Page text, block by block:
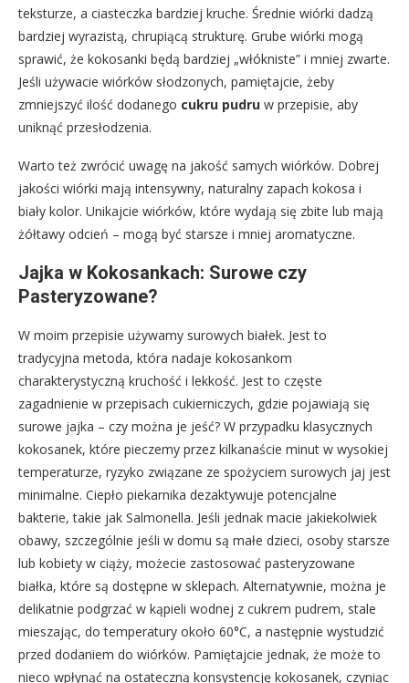
teksturze, a ciasteczka bardziej kruche. Średnie wiórki dadzą
bardziej wyrazistą, chrupiącą strukturę. Grube wiórki mogą
sprawić, że kokosanki będą bardziej „włókniste” i mniej zwarte.
Jeśli używacie wiórków słodzonych, pamiętajcie, żeby
zmniejszyć ilość dodanego cukru pudru w przepisie, aby
uniknąć przesłodzenia.
Warto też zwrócić uwagę na jakość samych wiórków. Dobrej
jakości wiórki mają intensywny, naturalny zapach kokosa i
biały kolor. Unikajcie wiórków, które wydają się zbite lub mają
żółtawy odcień – mogą być starsze i mniej aromatyczne.
Jajka w Kokosankach: Surowe czy
Pasteryzowane?
W moim przepisie używamy surowych białek. Jest to
tradycyjna metoda, która nadaje kokosankom
charakterystyczną kruchość i lekkość. Jest to częste
zagadnienie w przepisach cukierniczych, gdzie pojawiają się
surowe jajka – czy można je jeść? W przypadku klasycznych
kokosanek, które pieczemy przez kilkanaście minut w wysokiej
temperaturze, ryzyko związane ze spożyciem surowych jaj jest
minimalne. Ciepło piekarnika dezaktywuje potencjalne
bakterie, takie jak Salmonella. Jeśli jednak macie jakiekolwiek
obawy, szczególnie jeśli w domu są małe dzieci, osoby starsze
lub kobiety w ciąży, możecie zastosować pasteryzowane
białka, które są dostępne w sklepach. Alternatywnie, można je
delikatnie podgrzać w kąpieli wodnej z cukrem pudrem, stale
mieszając, do temperatury około 60°C, a następnie wystudzić
przed dodaniem do wiórków. Pamiętajcie jednak, że może to
nieco wpłynąć na ostateczną konsystencję kokosanek, czyniąc